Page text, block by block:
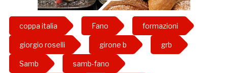
coppa italia Fano formazioni
giorgio roselli girone b grb
Samb samb-fano